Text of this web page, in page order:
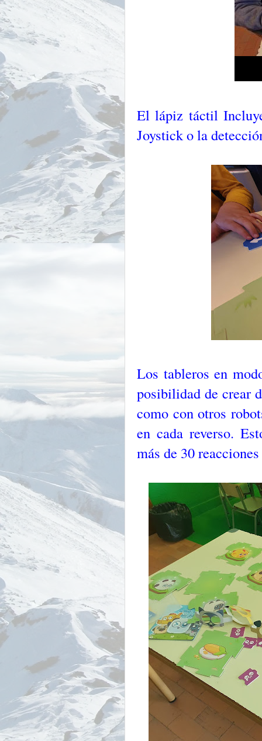
El lápiz táctil
Joystick o la
Los tableros en
posibilidad de crear
como con otros
en cada reverso.
más de 30